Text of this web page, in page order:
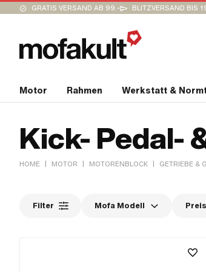
GRATIS VERSAND AB 99.- BLITZVERSAND BIS
Motor Rahmen Werkstatt &
Kick- Pedal-
HOME | MOTOR | MOTORENBLOCK | GETRIEBE &
Filter Mofa Modell Preis